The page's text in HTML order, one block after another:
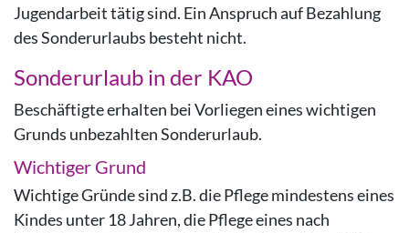
Jugendarbeit tätig sind. Ein Anspruch auf Bezahlung
des Sonderurlaubs besteht nicht.
Sonderurlaub in der KAO
Beschäftigte erhalten bei Vorliegen eines wichtigen
Grunds unbezahlten Sonderurlaub.
Wichtiger Grund
Wichtige Gründe sind z.B. die Pflege mindestens eines
Kindes unter 18 Jahren, die Pflege eines nach